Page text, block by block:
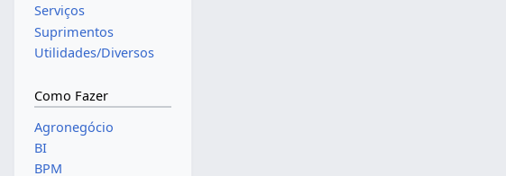
Serviços
Suprimentos
Utilidades/Diversos
Como Fazer
Agronegócio
BI
BPM